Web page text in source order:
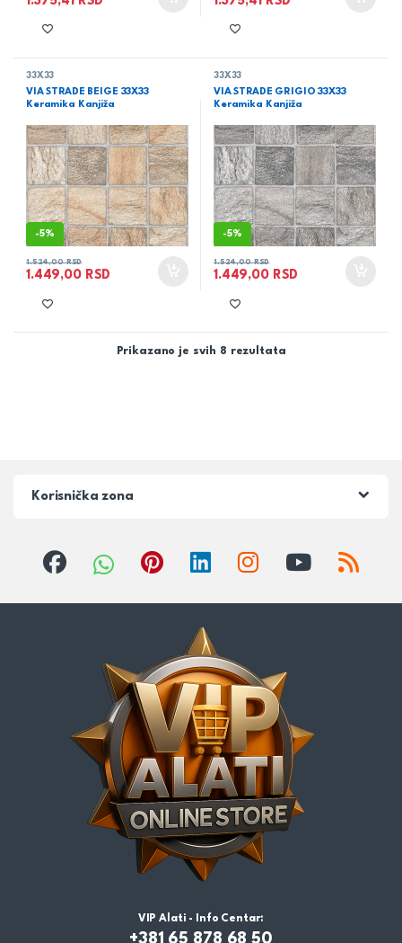
33X33
VIA STRADE BEIGE 33X33
Keramika Kanjiža
-5%
1.449,00 RSD
1.524,00RSD
33X33
VIA STRADE GRIGIO 33X33
Keramika Kanjiža
-5%
1.449,00 RSD
1.524,00RSD
Prikazano je svih 8 rezultata
Korisnička zona
VIP Alati - Info Centar:
+381 65 878 68 50